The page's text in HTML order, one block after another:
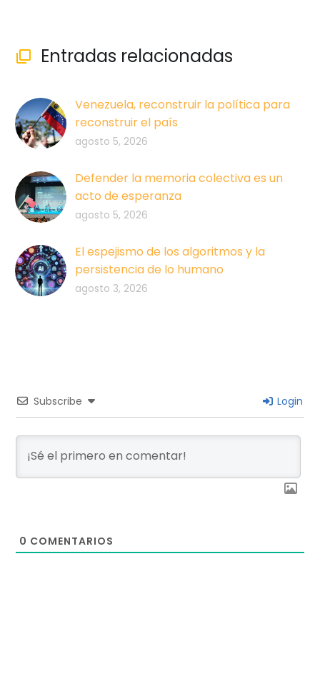
 Entradas relacionadas
Venezuela, reconstruir la política para
reconstruir el país
agosto 5, 2026
Defender la memoria colectiva es un
acto de esperanza
agosto 5, 2026
El espejismo de los algoritmos y la
persistencia de lo humano
agosto 3, 2026
Subscribe Login
0 COMENTARIOS